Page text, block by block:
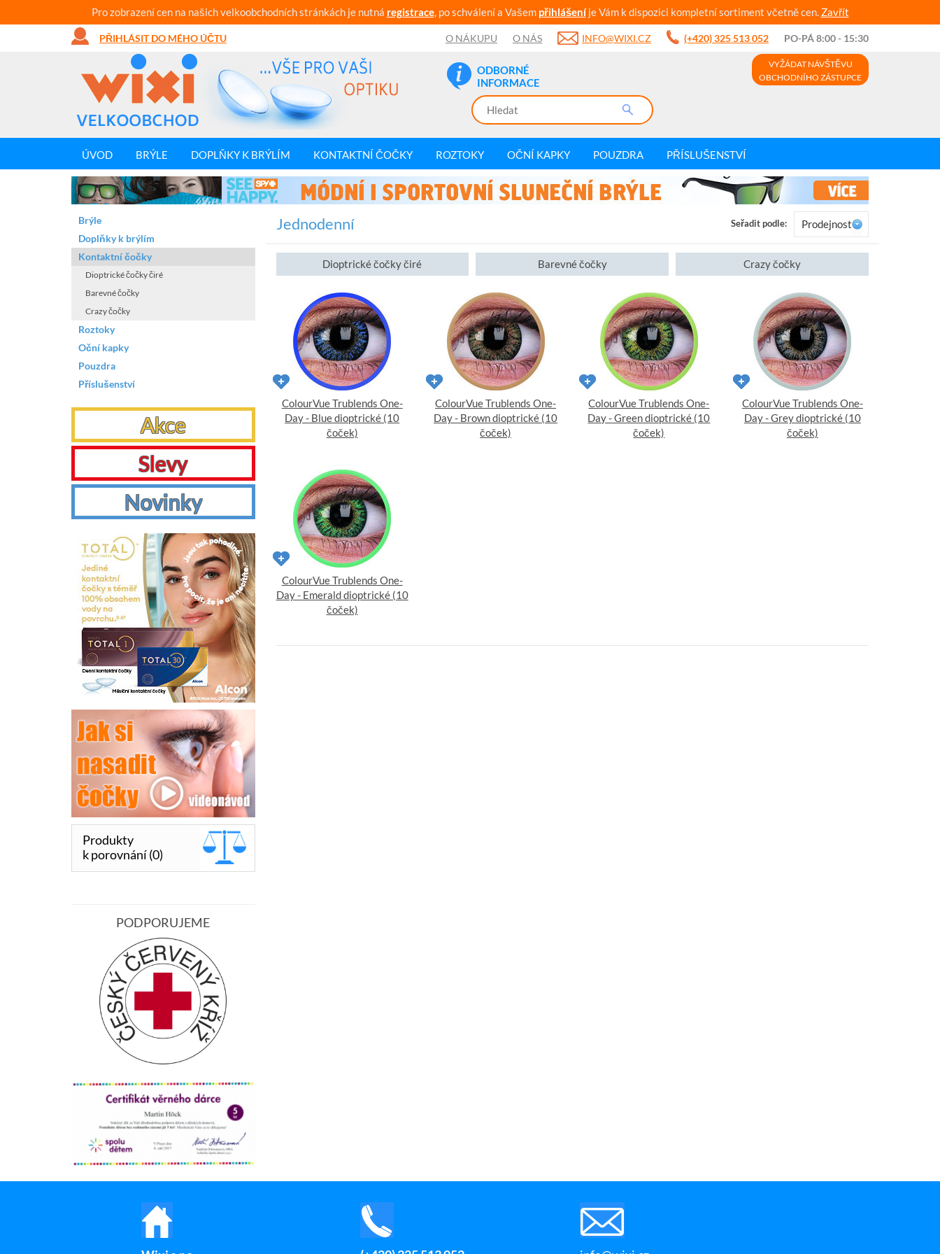
Pro zobrazení cen na našich velkoobchodních stránkách je nutná registrace, po schválení a Vašem přihlášeníje Vám k dispozici kompletní sortiment včetně cen. Zavřít
PŘIHLÁSIT DO MÉHO ÚČTU O NÁKUPU O NÁS INFO@WIXI.CZ (+420) 325 513 052 PO-PÁ 8:00 - 15:30
ODBORNÉ
INFORMACE
VYŽÁDAT NÁVŠTĚVU
OBCHODNÍHO ZÁSTUPCE
ÚVOD BRÝLE DOPLŇKY K BRÝLÍM KONTAKTNÍ ČOČKY ROZTOKY OČNÍ KAPKY POUZDRA PŘÍSLUŠENSTVÍ
Jednodenní Seřadit podle: Prodejnost
Dioptrické čočky čiré Barevné čočky Crazy čočky
ColourVue Trublends One-
Day - Blue dioptrické (10
čoček)
ColourVue Trublends One-
Day - Brown dioptrické (10
čoček)
ColourVue Trublends One-
Day - Green dioptrické (10
čoček)
ColourVue Trublends One-
Day - Grey dioptrické (10
čoček)
ColourVue Trublends One-
Day - Emerald dioptrické (10
čoček)
Brýle
Doplňky k brýlím
Kontaktní čočky
Dioptrické čočky čiré
Barevné čočky
Crazy čočky
Roztoky
Oční kapky
Pouzdra
Příslušenství
Akce
Slevy
Novinky
Produkty
k porovnání (0)
PODPORUJEME